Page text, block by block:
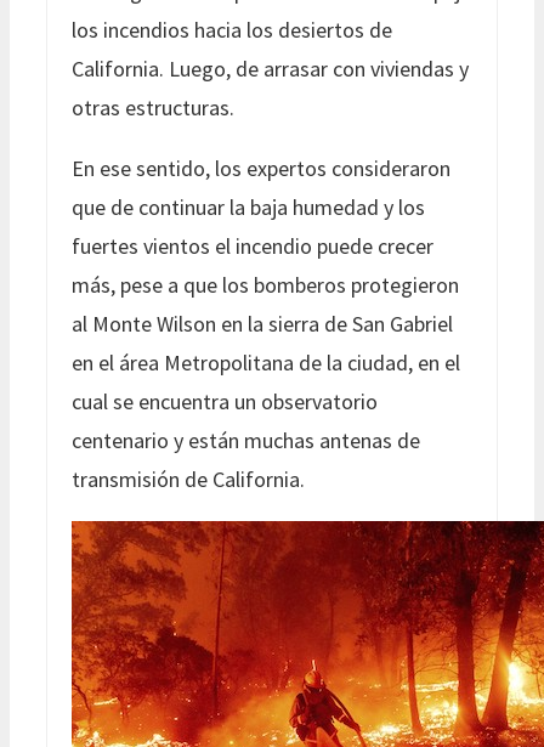
los incendios hacia los desiertos de
California. Luego, de arrasar con viviendas y
otras estructuras.
En ese sentido, los expertos consideraron
que de continuar la baja humedad y los
fuertes vientos el incendio puede crecer
más, pese a que los bomberos protegieron
al Monte Wilson en la sierra de San Gabriel
en el área Metropolitana de la ciudad, en el
cual se encuentra un observatorio
centenario y están muchas antenas de
transmisión de California.